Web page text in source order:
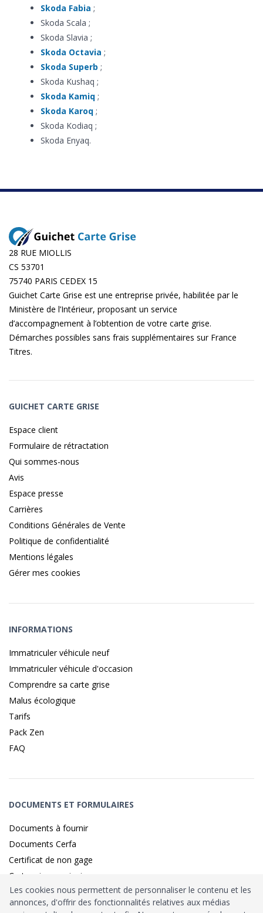
Skoda Fabia ;
Skoda Scala ;
Skoda Slavia ;
Skoda Octavia ;
Skoda Superb ;
Skoda Kushaq ;
Skoda Kamiq;
Skoda Karoq;
Skoda Kodiaq ;
Skoda Enyaq.
28 RUE MIOLLIS
CS 53701
75740 PARIS CEDEX 15
Guichet Carte Grise est une entreprise privée, habilitée par le
Ministère de l’Intérieur, proposant un service
d’accompagnement à l’obtention de votre carte grise.
Démarches possibles sans frais supplémentaires sur France
Titres.
GUICHET CARTE GRISE
Espace client
Formulaire de rétractation
Qui sommes-nous
Avis
Espace presse
Carrières
Conditions Générales de Vente
Politique de confidentialité
Mentions légales
Gérer mes cookies
INFORMATIONS
Immatriculer véhicule neuf
Immatriculer véhicule d'occasion
Comprendre sa carte grise
Malus écologique
Tarifs
Pack Zen
FAQ
DOCUMENTS ET FORMULAIRES
Documents à fournir
Documents Cerfa
Certificat de non gage
Carte grise provisoire
Les cookies nous permettent de personnaliser le contenu et les
annonces, d'offrir des fonctionnalités relatives aux médias